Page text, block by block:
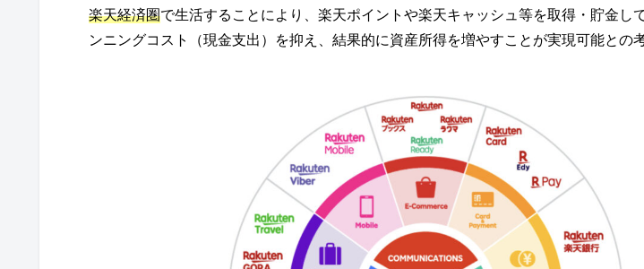
楽天経済圏で生活することにより、楽天ポイントや楽天キャッシュ等を取得・貯金し
ンニングコスト（現金支出）を抑え、結果的に資産所得を増やすことが実現可能との